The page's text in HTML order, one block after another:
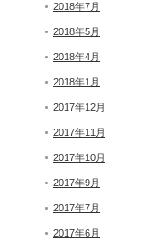
2018年7月
2018年5月
2018年4月
2018年1月
2017年12月
2017年11月
2017年10月
2017年9月
2017年7月
2017年6月